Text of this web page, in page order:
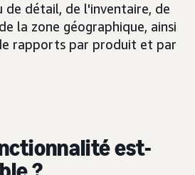
de détail, de l'inventaire, de
la zone géographique, ainsi
rapports par produit et par
est-